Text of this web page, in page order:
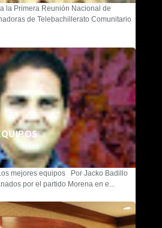
la Primera Reunión Nacional de
de Telebachillerato Comunitario
mejores equipos Por Jacko Badillo
por el partido Morena en e...